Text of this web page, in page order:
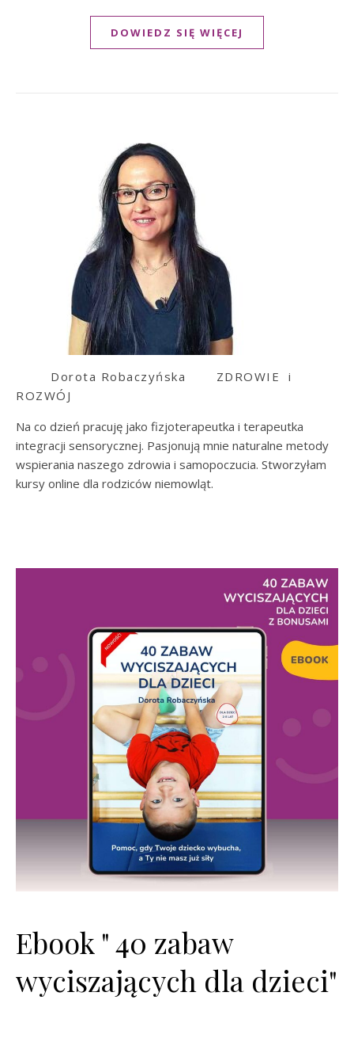
DOWIEDZ SIĘ WIĘCEJ
Dorota Robaczyńska ZDROWIE i
ROZWÓJ
Na co dzień pracuję jako fizjoterapeutka i terapeutka
integracji sensorycznej. Pasjonują mnie naturalne metody
wspierania naszego zdrowia i samopoczucia. Stworzyłam
kursy online dla rodziców niemowląt.
Ebook " 40 zabaw
wyciszających dla dzieci"